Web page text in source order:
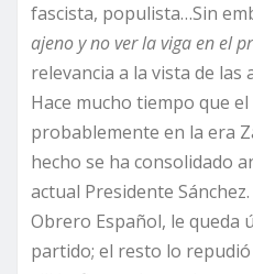
fascista, populista…Sin
ajeno y no ver la viga en el
relevancia a la vista de las
Hace mucho tiempo que
probablemente en la era
hecho se ha consolidado
actual Presidente
Obrero Español, le queda
partido; el resto lo